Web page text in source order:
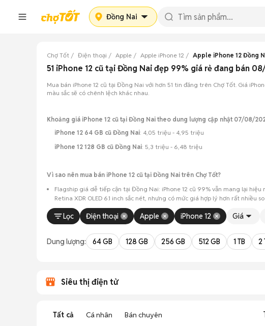
Đồng Nai
Chợ Tốt Điện thoại Apple Apple iPhone 12 Apple iPhone 12 Đồng
51 iPhone 12 cũ tại Đồng Nai đẹp 99% giá rẻ đang bán
Mua bán iPhone 12 cũ tại Đồng Nai với hơn 51 tin đăng trên Chợ Tốt. Giá
màu sắc sẽ có chênh lệch khác nhau.
Khoảng giá iPhone 12 cũ tại Đồng Nai theo dung lượng cập nhật 07/08/
iPhone 12 64 GB cũ Đồng Nai: 4,05 triệu - 4,95 triệu
iPhone 12 128 GB cũ Đồng Nai: 5,3 triệu - 6,48 triệu
Vì sao nên mua bán iPhone 12 cũ tại Đồng Nai trên Chợ Tốt?
Flagship giá dễ tiếp cận tại Đồng Nai: iPhone 12 cũ 99% vẫn mang lại
Retina XDR OLED 6.1 inch sắc nét, nhưng có mức giá hợp lý hơn rất nhiều
Nguồn lựa chọn phong phú: Hơn 51 tin đăng tại Đồng Nai, tập trung nhiều
Mua bán nhanh chóng: Giao dịch trực tiếp, ít thủ tục, chốt nhanh khi hai
Lọc
Điện thoại Apple iPhone 12 Giá
Dung lượng: 64 GB 128 GB 256 GB 512 GB 1 TB 2
Siêu thị điện tử
Tất cả Cá nhân Bán chuyên